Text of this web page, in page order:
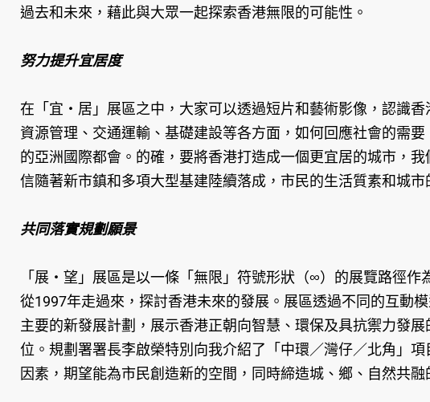
過去和未來，藉此與大眾一起探索香港無限的可能性。
努力提升宜居度
在「宜‧居」展區之中，大家可以透過短片和藝術影像，認識
資源管理、交通運輸、基礎建設等各方面，如何回應社會的需
的亞洲國際都會。的確，要將香港打造成一個更宜居的城市，
信隨著新市鎮和多項大型基建陸續落成，市民的生活質素和城市
共同落實規劃願景
「展‧望」展區是以一條「無限」符號形狀（∞）的展覽路徑
從1997年走過來，探討香港未來的發展。展區透過不同的互動
主要的新發展計劃，展示香港正朝向智慧、環保及具抗禦力發
位。規劃署署長李啟榮特別向我介紹了「中環／灣仔／北角」
因素，期望能為市民創造新的空間，同時締造城、鄉、自然共融